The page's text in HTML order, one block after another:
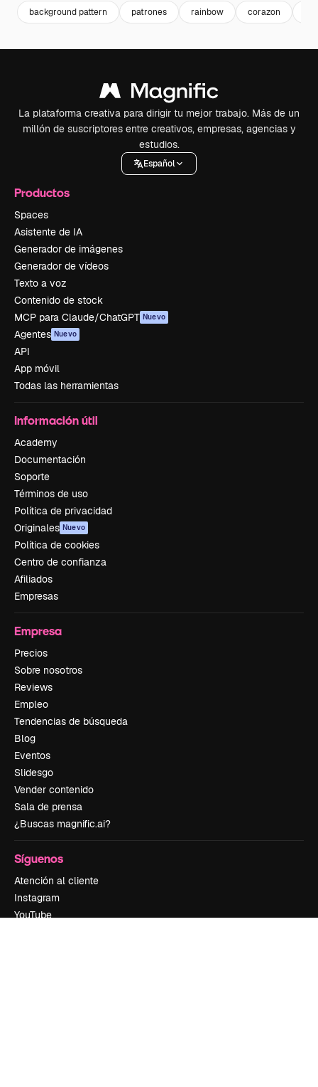
background pattern patrones rainbow corazon
La plataforma creativa para dirigir tu mejor trabajo. Más de un
millón de suscriptores entre creativos, empresas, agencias y
estudios.
Español
Productos
Spaces
Asistente de IA
Generador de imágenes
Generador de vídeos
Texto a voz
Contenido de stock
MCP para Claude/ChatGPT Nuevo
Agentes Nuevo
API
App móvil
Todas las herramientas
Información útil
Academy
Documentación
Soporte
Términos de uso
Política de privacidad
Originales Nuevo
Política de cookies
Centro de confianza
Afiliados
Empresas
Empresa
Precios
Sobre nosotros
Reviews
Empleo
Tendencias de búsqueda
Blog
Eventos
Slidesgo
Vender contenido
Sala de prensa
¿Buscas magnific.ai?
Síguenos
Atención al cliente
Instagram
YouTube